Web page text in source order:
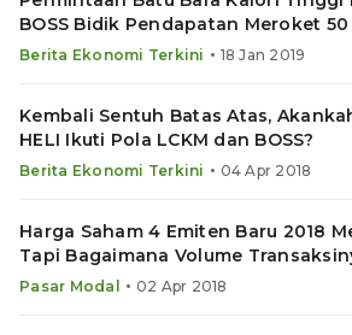
BOSS Bidik Pendapatan Meroket
Berita Ekonomi Terkini • 18 Jan 2019
Kembali Sentuh Batas Atas,
HELI Ikuti Pola LCKM dan BOSS?
Berita Ekonomi Terkini • 04 Apr 2018
Harga Saham 4 Emiten Baru 2018
Tapi Bagaimana Volume
Pasar Modal • 02 Apr 2018